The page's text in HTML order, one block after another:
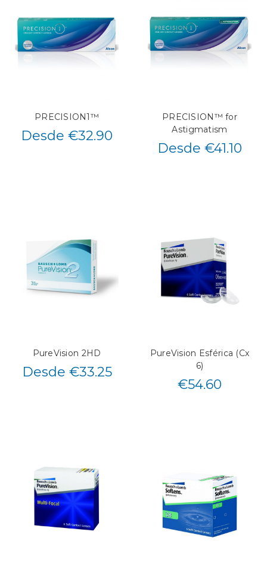
PRECISION1™
Desde €32.90
PRECISION™ for
Astigmatism
Desde €41.10
PureVision 2HD
Desde €33.25
PureVision Esférica (Cx
6)
€54.60